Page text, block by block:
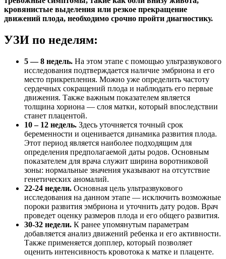
кровянистые выделения или резкое прекращение
движений плода, необходимо срочно пройти диагностику.
УЗИ по неделям:
5 — 8 недель. На этом этапе с помощью ультразвукового
исследования подтверждается наличие эмбриона и его
место прикрепления. Можно уже определить частоту
сердечных сокращений плода и наблюдать его первые
движения. Также важным показателем является
толщина хориона — слоя матки, который впоследствии
станет плацентой.
10 – 12 недель. Здесь уточняется точный срок
беременности и оценивается динамика развития плода.
Этот период является наиболее подходящим для
определения предполагаемой даты родов. Основным
показателем для врача служит ширина воротниковой
зоны: нормальные значения указывают на отсутствие
генетических аномалий.
22-24 недели. Основная цель ультразвукового
исследования на данном этапе — исключить возможные
пороки развития эмбриона и уточнить дату родов. Врач
проведет оценку размеров плода и его общего развития.
30-32 недели. К ранее упомянутым параметрам
добавляется анализ движений ребенка и его активности.
Также применяется допплер, который позволяет
оценить интенсивность кровотока к матке и плаценте.